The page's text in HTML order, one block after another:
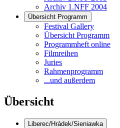
Archiv 1.NFF 2004
Übersicht Programm
Festival Gallery
Übersicht Programm
Programmheft online
Filmreihen
Juries
Rahmenprogramm
...und außerdem
Übersicht
Liberec/Hrádek/Sieniawka